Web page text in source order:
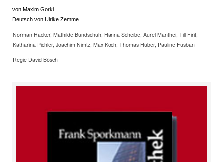
von Maxim Gorki
Deutsch von Ulrike Zemme
Norman Hacker, Mathilde Bundschuh, Hanna Scheibe, Aurel Manthei, Till Firit,
Katharina Pichler, Joachim Nimtz, Max Koch, Thomas Huber, Pauline Fusban
Regie David Bösch